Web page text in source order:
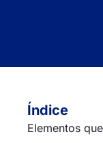
Índice
Elementos